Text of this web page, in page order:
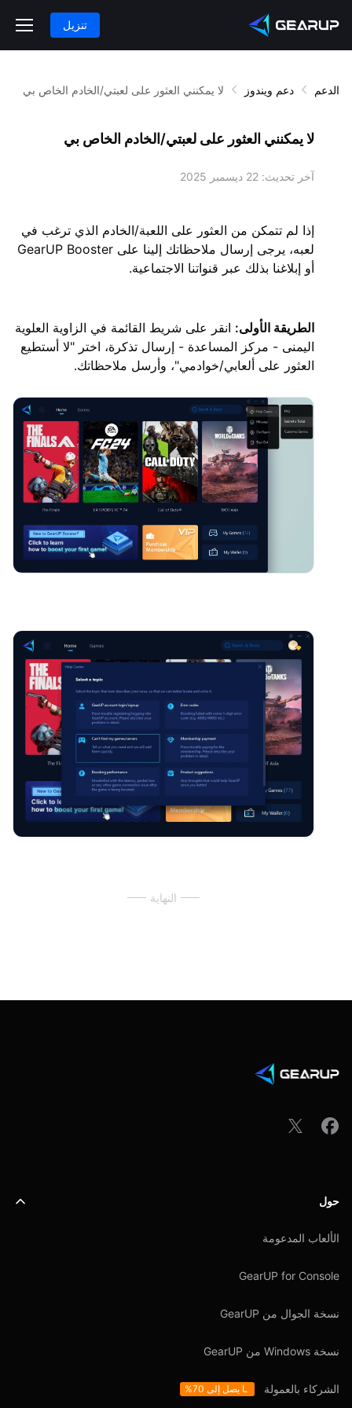
تنزيل
الدعم دعم ويندوز لا يمكنني العثور على لعبتي/الخادم الخاص بي
لا يمكنني العثور على لعبتي/الخادم الخاص بي
آخر تحديث: 22 ديسمبر 2025
إذا لم تتمكن من العثور على اللعبة/الخادم الذي ترغب في
لعبه، يرجى إرسال ملاحظاتك إلينا على GearUP Booster
أو إبلاغنا بذلك عبر قنواتنا الاجتماعية.
الطريقة الأولى: انقر على شريط القائمة في الزاوية العلوية
اليمنى - مركز المساعدة - إرسال تذكرة، اختر "لا أستطيع
العثور على ألعابي/خوادمي"، وأرسل ملاحظاتك.
النهاية
حول
الألعاب المدعومة
GearUP for Console
نسخة الجوال من GearUP
نسخة Windows من GearUP
الشركاء بالعمولة ما يصل إلى 70%